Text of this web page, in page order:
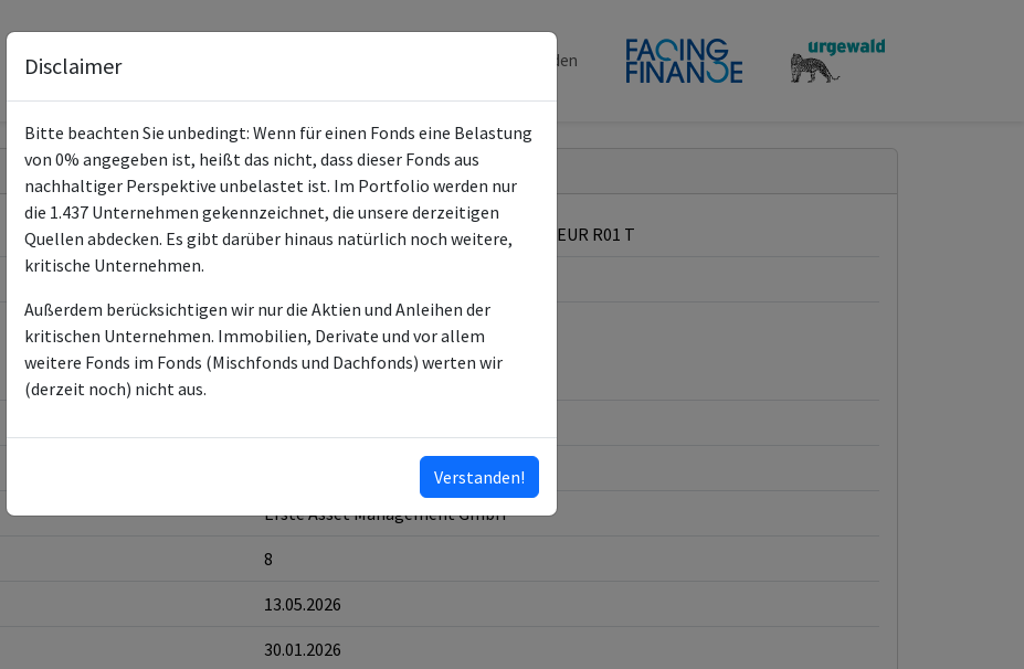
Fonds Spenden
ERSTE TOTAL RETURN FIXED INCOME EUR R01 T
AT0000A2A719
AT0000A23TX9
Erste Asset Management GmbH
Erste Asset Management GmbH
8
13.05.2026
30.01.2026
Disclaimer
Bitte beachten Sie unbedingt: Wenn für einen Fonds eine Belastung
von 0% angegeben ist, heißt das nicht, dass dieser Fonds aus
nachhaltiger Perspektive unbelastet ist. Im Portfolio werden nur
die 1.437 Unternehmen gekennzeichnet, die unsere derzeitigen
Quellen abdecken. Es gibt darüber hinaus natürlich noch weitere,
kritische Unternehmen.
Außerdem berücksichtigen wir nur die Aktien und Anleihen der
kritischen Unternehmen. Immobilien, Derivate und vor allem
weitere Fonds im Fonds (Mischfonds und Dachfonds) werten wir
(derzeit noch) nicht aus.
Verstanden!